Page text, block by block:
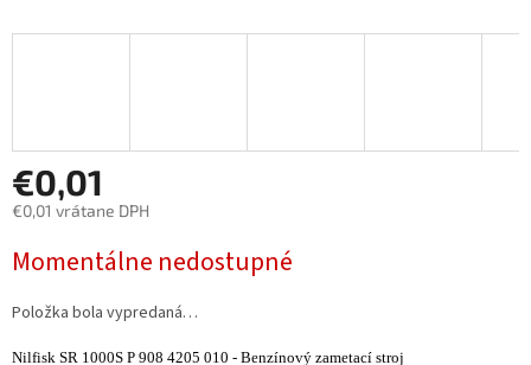
€0,01
€0,01 vrátane DPH
cena:
Momentálne nedostupné
Položka bola vypredaná…
Nilfisk SR 1000S P 908 4205 010 - Benzínový zametací stroj